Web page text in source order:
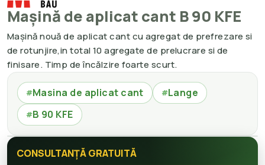
Mașină de aplicat cant B 90 KFE
Mașină nouă de aplicat cant cu agregat de prefrezare si
de rotunjire,in total 10 agregate de prelucrare si de
finisare. Timp de încălzire foarte scurt.
#Masina de aplicat cant #Lange
#B 90 KFE
CONSULTANȚĂ GRATUITĂ